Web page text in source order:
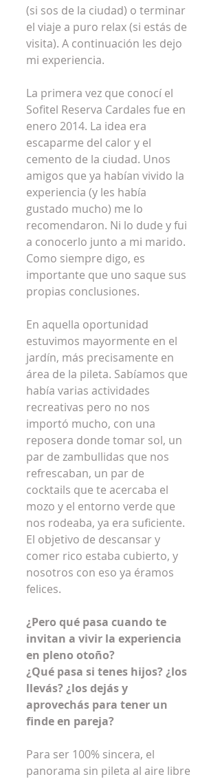
(si sos de la ciudad) o terminar
el viaje a puro relax (si estás de
visita). A continuación les dejo
mi experiencia.
La primera vez que conocí el
Sofitel Reserva Cardales fue en
enero 2014. La idea era
escaparme del calor y el
cemento de la ciudad. Unos
amigos que ya habían vivido la
experiencia (y les había
gustado mucho) me lo
recomendaron. Ni lo dude y fui
a conocerlo junto a mi marido.
Como siempre digo, es
importante que uno saque sus
propias conclusiones.
En aquella oportunidad
estuvimos mayormente en el
jardín, más precisamente en
área de la pileta. Sabíamos que
había varias actividades
recreativas pero no nos
importó mucho, con una
reposera donde tomar sol, un
par de zambullidas que nos
refrescaban, un par de
cocktails que te acercaba el
mozo y el entorno verde que
nos rodeaba, ya era suficiente.
El objetivo de descansar y
comer rico estaba cubierto, y
nosotros con eso ya éramos
felices.
¿Pero qué pasa cuando te
invitan a vivir la experiencia
en pleno otoño?
¿Qué pasa si tenes hijos? ¿los
llevás? ¿los dejás y
aprovechás para tener un
finde en pareja?
Para ser 100% sincera, el
panorama sin pileta al aire libre